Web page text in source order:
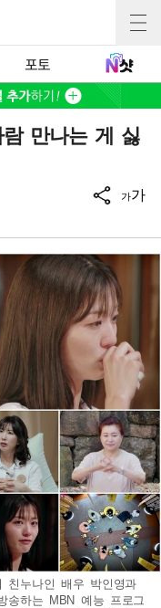
포토
만나는 게 싫
가가
친누나인 배우 박인영과
송하는 MBN 예능 프로그